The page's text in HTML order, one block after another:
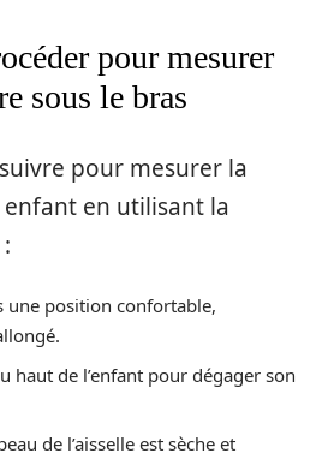
pour mesurer
sous le bras
pour mesurer la
en utilisant la
une position confortable,
haut de l’enfant pour dégager son
de l’aisselle est sèche et